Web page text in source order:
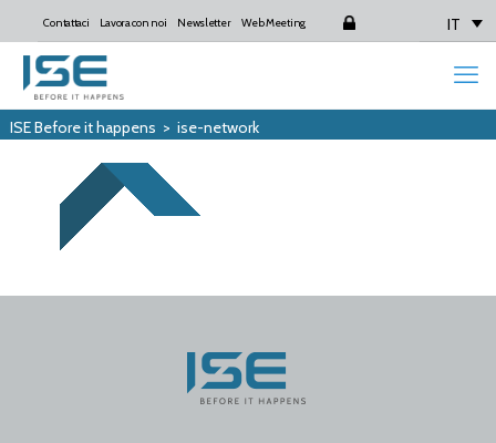
Contattaci Lavora con noi Newsletter Web Meeting IT
ISE Before it happens > ise-network